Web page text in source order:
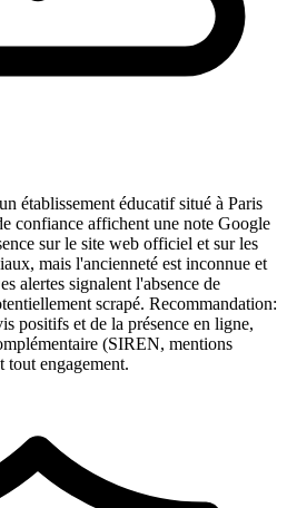
établissement éducatif situé à Paris
confiance affichent une note Google
sur le site web officiel et sur les
mais l'ancienneté est inconnue et
alertes signalent l'absence de
scrapé. Recommandation:
positifs et de la présence en ligne,
(SIREN, mentions
tout engagement.